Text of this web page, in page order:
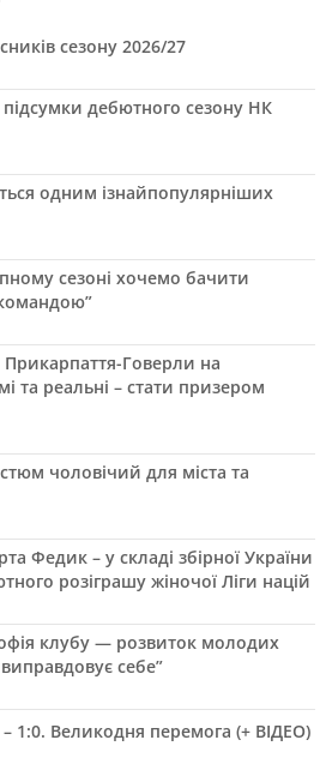
сезону 2026/27
дебютного сезону НК
одним ізнайпопулярніших
сезоні хочемо бачити
Прикарпаття-Говерли на
та реальні – стати призером
чоловічий для міста та
Федик – у складі збірної України
розіграшу жіночої Ліги націй
клубу — розвиток молодих
себе”
1:0. Великодня перемога (+ ВІДЕО)